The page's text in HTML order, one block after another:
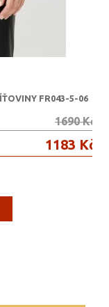
FR043-5-06
1690 Kč
1183 Kč